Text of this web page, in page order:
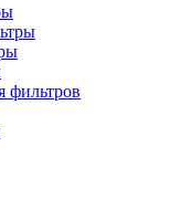
фильтров